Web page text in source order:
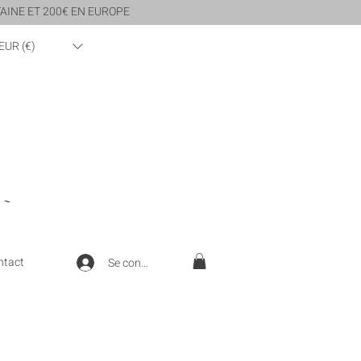
ET 200€ EN EUROPE
EUR (€)
Se connecter